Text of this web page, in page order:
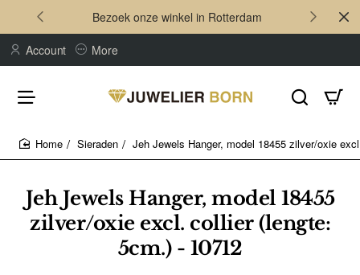
Bezoek onze winkel in Rotterdam
Account More
Jeh Jewels Hanger, model 18455
zilver/oxie excl. collier (lengte:
5cm.) - 10712
Sieraden Jeh Jewels Hanger, model 18455 zilver/oxie